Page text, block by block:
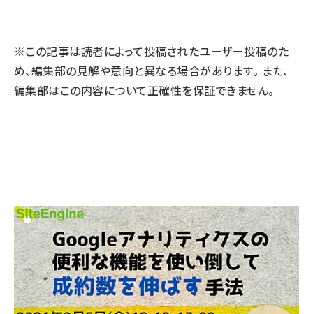
※この記事は読者によって投稿されたユーザー投稿のた
め、編集部の見解や意向と異なる場合があります。 また、
編集部はこの内容について正確性を保証できません。